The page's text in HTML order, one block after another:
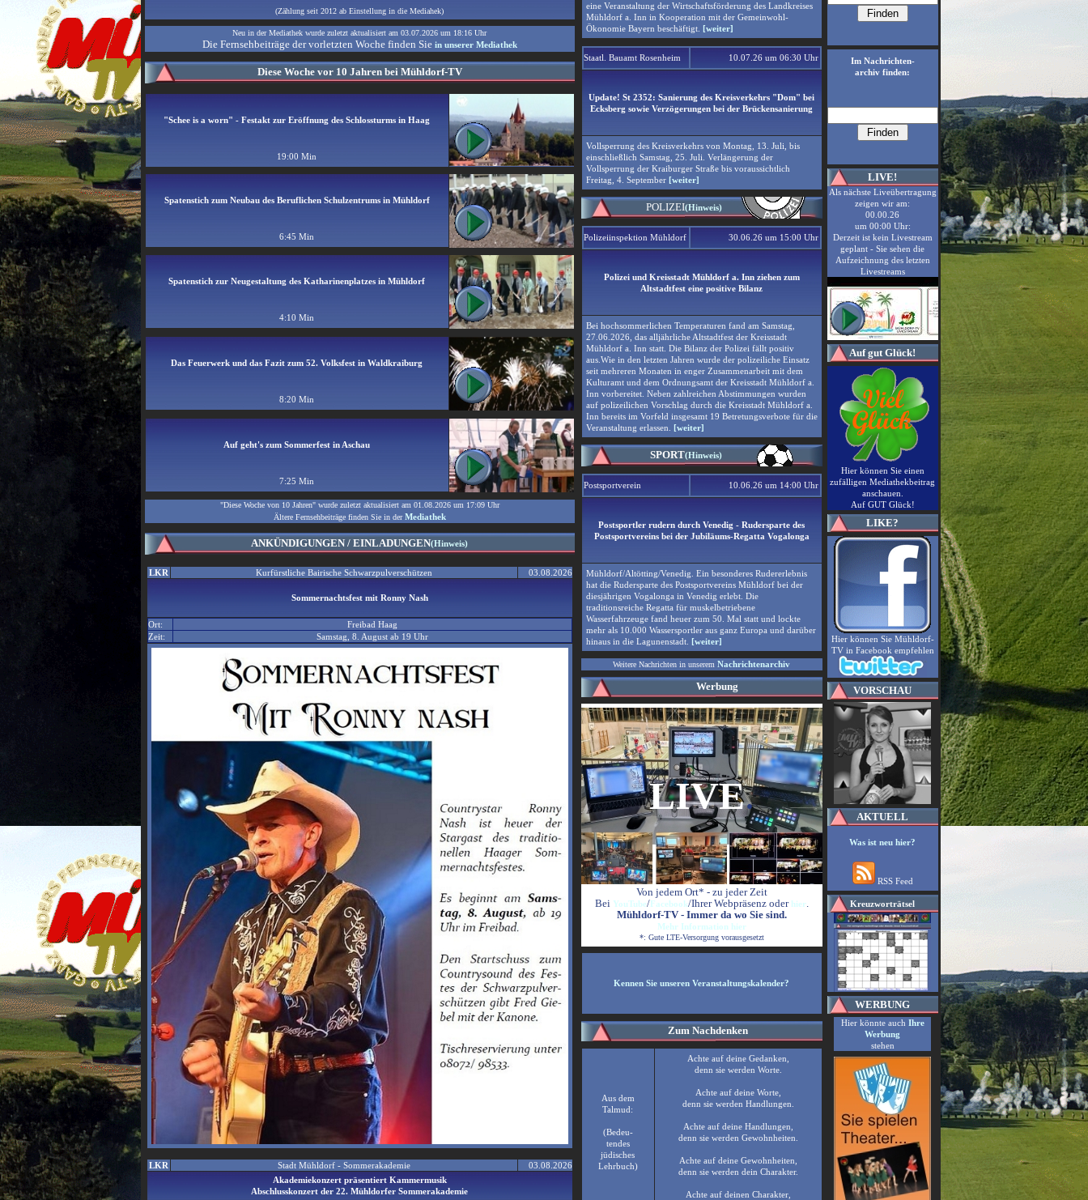
(Zählung seit 2012 ab Einstellung in die Mediahek)
Neu in der Mediathek wurde zuletzt aktualisiert am 03.07.2026 um 18:16 Uhr
Die Fernsehbeiträge der vorletzten Woche finden Sie in unserer Mediathek
Diese Woche vor 10 Jahren bei Mühldorf-TV
"Schee is a worn" - Festakt zur Eröffnung des Schlossturms in Haag
19:00 Min
Spatenstich zum Neubau des Beruflichen Schulzentrums in Mühldorf
6:45 Min
Spatenstich zur Neugestaltung des Katharinenplatzes in Mühldorf
4:10 Min
Das Feuerwerk und das Fazit zum 52. Volksfest in Waldkraiburg
8:20 Min
Auf geht's zum Sommerfest in Aschau
7:25 Min
"Diese Woche von 10 Jahren" wurde zuletzt aktualisiert am 01.08.2026um 17:09Uhr
Ältere Fernsehbeiträge finden Sie in derMediathek
ANKÜNDIGUNGEN / EINLADUNGEN(Hinweis)
LKR Kurfürstliche Bairische Schwarzpulverschützen 03.08.2026
Sommernachtsfest mit Ronny Nash
Ort:
Freibad Haag
Zeit:
Samstag, 8. August ab 19 Uhr
LKR Stadt Mühldorf - Sommerakademie
03.08.2026
Akademiekonzert präsentiert Kammermusik
Abschlusskonzert der 22. Mühldorfer Sommerakademie
eine Veranstaltung der Wirtschaftsförderung des Landkreises
Mühldorf a. Inn in Kooperation mit der Gemeinwohl-
Ökonomie Bayern beschäftigt. [weiter]
Staatl. Bauamt Rosenheim 10.07.26 um 06:30 Uhr
Update! St 2352: Sanierung des Kreisverkehrs "Dom" bei
Ecksberg sowie Verzögerungen bei der Brückensanierung
Vollsperrung des Kreisverkehrs von Montag, 13. Juli, bis
einschließlich Samstag, 25. Juli. Verlängerung der
Vollsperrung der Kraiburger Straße bis voraussichtlich
Freitag, 4. September [weiter]
POLIZEI(Hinweis)
Polizeiinspektion Mühldorf 30.06.26 um 15:00 Uhr
Polizei und Kreisstadt Mühldorf a. Inn ziehen zum
Altstadtfest eine positive Bilanz
Bei hochsommerlichen Temperaturen fand am Samstag,
27.06.2026, das alljährliche Altstadtfest der Kreisstadt
Mühldorf a. Inn statt. Die Bilanz der Polizei fällt positiv
aus.Wie in den letzten Jahren wurde der polizeiliche Einsatz
seit mehreren Monaten in enger Zusammenarbeit mit dem
Kulturamt und dem Ordnungsamt der Kreisstadt Mühldorf a.
Inn vorbereitet. Neben zahlreichen Abstimmungen wurden
auf polizeilichen Vorschlag durch die Kreisstadt Mühldorf a.
Inn bereits im Vorfeld insgesamt 19 Betretungsverbote für die
Veranstaltung erlassen. [weiter]
SPORT(Hinweis)
Postsportverein 10.06.26 um 14:00 Uhr
Postsportler rudern durch Venedig - Rudersparte des
Postsportvereins bei der Jubiläums-Regatta Vogalonga
Mühldorf/Altötting/Venedig. Ein besonderes Rudererlebnis
hat die Rudersparte des Postsportvereins Mühldorf bei der
diesjährigen Vogalonga in Venedig erlebt. Die
traditionsreiche Regatta für muskelbetriebene
Wasserfahrzeuge fand heuer zum 50. Mal statt und lockte
mehr als 10.000 Wassersportler aus ganz Europa und darüber
hinaus in die Lagunenstadt. [weiter]
Weitere Nachrichten in unserem Nachrichtenarchiv
Werbung
LIVE.
Von jedem Ort* - zu jeder Zeit
Bei YouTube/Facebook/Ihrer Webpräsenz oder hier.
Mühldorf-TV - Immer da wo Sie sind.
Mehr Information hier
*: Gute LTE-Versorgung vorausgesetzt
Kennen Sie unseren Veranstaltungskalender?
Zum Nachdenken
Aus dem
Talmud:
(Bedeu-
tendes
jüdisches
Lehrbuch)
Achte auf deine Gedanken,
denn sie werden Worte.
Achte auf deine Worte,
denn sie werden Handlungen.
Achte auf deine Handlungen,
denn sie werden Gewohnheiten.
Achte auf deine Gewohnheiten,
denn sie werden dein Charakter.
Achte auf deinen Charakter,
Im Nachrichten-
archiv finden:
LIVE!
Als nächste Liveübertragung
zeigen wir am:
00.00.26
um 00:00 Uhr:
Derzeit ist kein Livestream
geplant - Sie sehen die
Aufzeichnung des letzten
Livestreams
Auf gut Glück!
Hier können Sie einen
zufälligen Mediathekbeitrag
anschauen.
Auf GUT Glück!
LIKE?
Hier können Sie Mühldorf-
TV in Facebook empfehlen
VORSCHAU
AKTUELL
Was ist neu hier?
RSS Feed
Kreuzworträtsel
WERBUNG
Hier könnte auch Ihre
Werbung
stehen